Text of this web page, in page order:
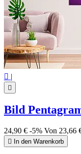
 |

Bild
24,90 € -5% Von 23,66
 In den Warenkorb